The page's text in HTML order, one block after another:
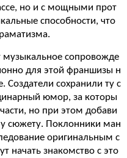
но и с мощными прот
способности, что
музыкальное сопровожде
для этой франшизы н
Создатели сохранили ту с
юмор, за которы
но при этом добави
сюжету. Поклонники ман
оригинальным с
начать знакомство с это